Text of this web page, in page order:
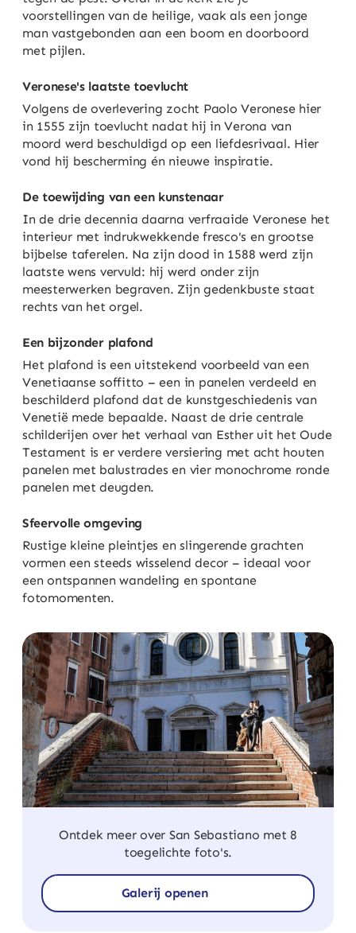
voorstellingen van de heilige, vaak als een jonge
man vastgebonden aan een boom en doorboord
met pijlen.
Veronese's laatste toevlucht
Volgens de overlevering zocht Paolo Veronese hier
in 1555 zijn toevlucht nadat hij in Verona van
moord werd beschuldigd op een liefdesrivaal. Hier
vond hij bescherming én nieuwe inspiratie.
De toewijding van een kunstenaar
In de drie decennia daarna verfraaide Veronese het
interieur met indrukwekkende fresco's en grootse
bijbelse taferelen. Na zijn dood in 1588 werd zijn
laatste wens vervuld: hij werd onder zijn
meesterwerken begraven. Zijn gedenkbuste staat
rechts van het orgel.
Een bijzonder plafond
Het plafond is een uitstekend voorbeeld van een
Venetiaanse soffitto – een in panelen verdeeld en
beschilderd plafond dat de kunstgeschiedenis van
Venetië mede bepaalde. Naast de drie centrale
schilderijen over het verhaal van Esther uit het Oude
Testament is er verdere versiering met acht houten
panelen met balustrades en vier monochrome ronde
panelen met deugden.
Sfeervolle omgeving
Rustige kleine pleintjes en slingerende grachten
vormen een steeds wisselend decor – ideaal voor
een ontspannen wandeling en spontane
fotomomenten.
Ontdek meer over San Sebastiano met 8
toegelichte foto's.
Galerij openen